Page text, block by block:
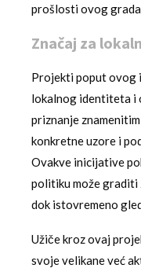
prošlosti ovog
Značaj za
Projekti poput ovog
lokalnog identiteta i
priznanje
konkretne uzore i
Ovakve inicijative
politiku može graditi
dok istovremeno
Užiče kroz ovaj
svoje velikane već